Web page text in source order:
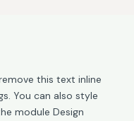
this text inline
You can also style
module Design